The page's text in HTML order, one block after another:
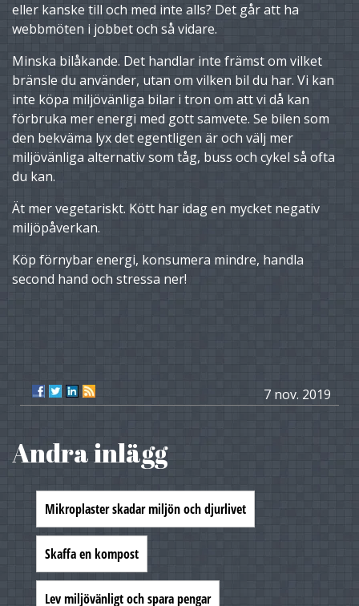
eller kanske till och med inte alls? Det går att ha
webbmöten i jobbet och så vidare.
Minska bilåkande. Det handlar inte främst om vilket
bränsle du använder, utan om vilken bil du har. Vi kan
inte köpa miljövänliga bilar i tron om att vi då kan
förbruka mer energi med gott samvete. Se bilen som
den bekväma lyx det egentligen är och välj mer
miljövänliga alternativ som tåg, buss och cykel så ofta
du kan.
Ät mer vegetariskt. Kött har idag en mycket negativ
miljöpåverkan.
Köp förnybar energi, konsumera mindre, handla
second hand och stressa ner!
7 nov. 2019
Andra inlägg
Mikroplaster skadar miljön och djurlivet
Skaffa en kompost
Lev miljövänligt och spara pengar